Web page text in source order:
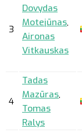
3
Dovydas
Motejūnas,
Aironas
Vitkauskas
4
Tadas
Mazūras,
Tomas
Ralys